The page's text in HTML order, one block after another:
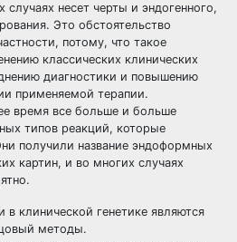
случаях несет черты и эндогенного,
Это обстоятельство
потому, что такое
классических клинических
диагностики и повышению
применяемой терапии.
время все больше и больше
типов реакций, которые
получили название эндоформных
картин, и во многих случаях
клинической генетике являются
методы.